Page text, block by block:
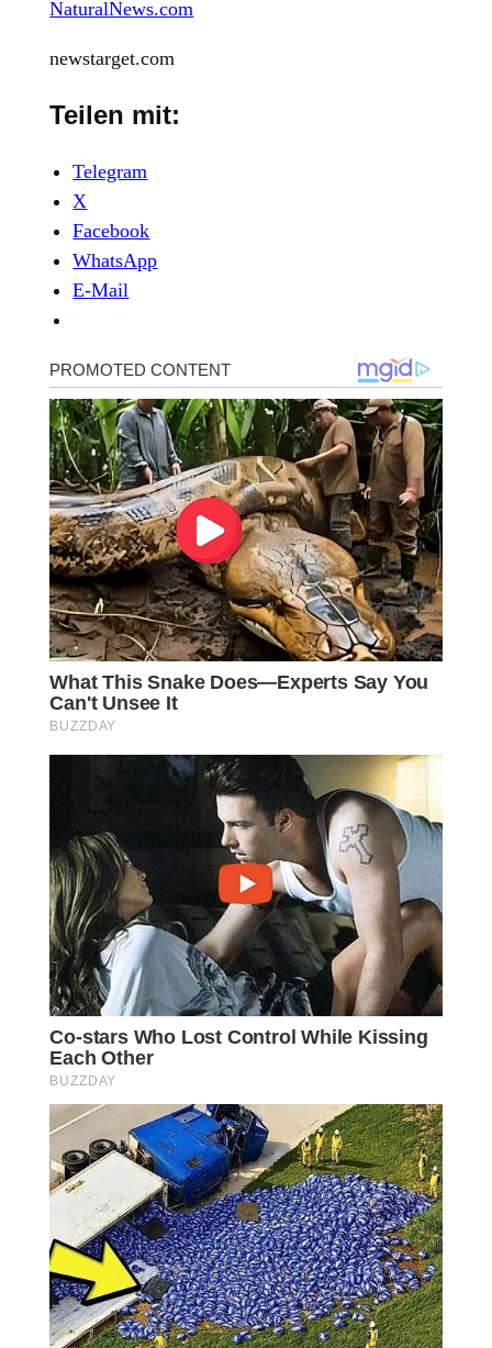
NaturalNews.com
newstarget.com
Teilen mit:
Telegram
X
Facebook
WhatsApp
E-Mail